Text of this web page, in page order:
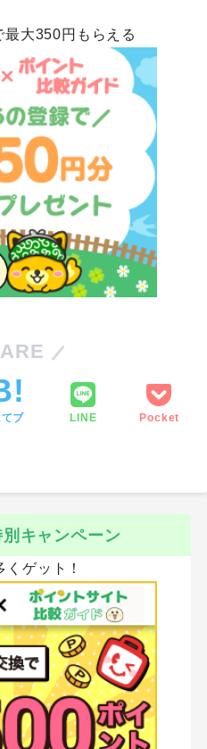
最大350円もらえる
ブ LINE Pocket
キャンペーン
ゲット！